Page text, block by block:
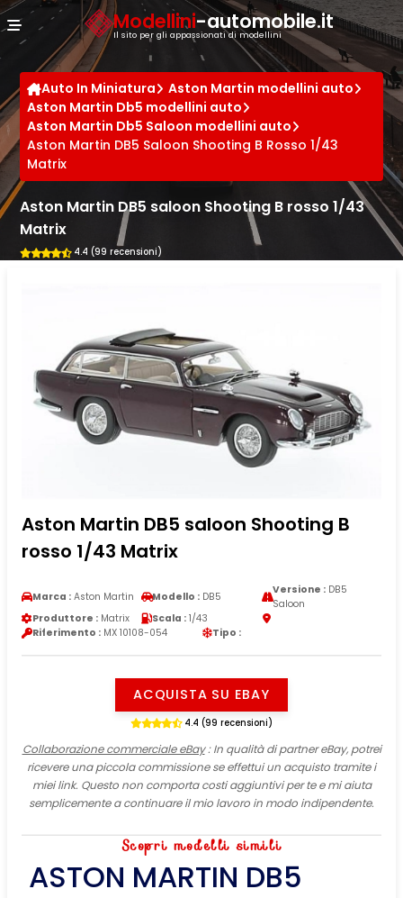
Modellini-automobile.it
Il sito per gli appassionati di modellini
Auto In Miniatura
Aston Martin modellini auto
Aston Martin Db5 modellini auto
Aston Martin Db5 Saloon modellini auto
Aston Martin DB5 Saloon Shooting B Rosso 1/43
Matrix
Aston Martin DB5 saloon Shooting B rosso 1/43
Matrix
4.4 (99 recensioni)
Aston Martin DB5 saloon Shooting B
rosso 1/43 Matrix
Marca : Aston Martin Modello : DB5
Versione :DB5
Saloon
Produttore : Matrix Scala : 1/43
Riferimento : MX 10108-054 Tipo :
ACQUISTA SU EBAY
4.4 (99 recensioni)
Collaborazione commerciale eBay: In qualità di partner eBay, potrei
ricevere una piccola commissione se effettui un acquisto tramite i
miei link. Questo non comporta costi aggiuntivi per te e mi aiuta
semplicemente a continuare il mio lavoro in modo indipendente.
Scopri modelli simili
ASTON MARTIN DB5
Cookies management panel